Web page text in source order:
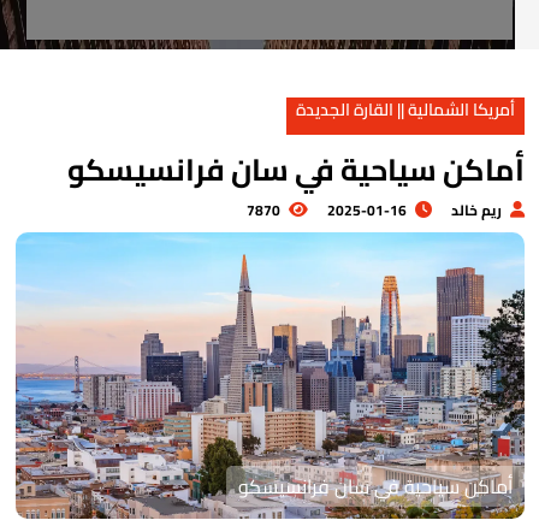
أمريكا الشمالية || القارة الجديدة
سياحية في سان فرانسيسكو
ريم خالد 2025-01-16
7870
أماكن سياحية في سان فرانسيسكو